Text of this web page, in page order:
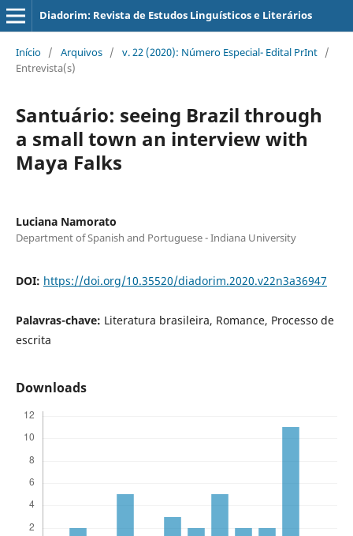
Diadorim: Revista de Estudos Linguísticos e Literários
Início / Arquivos / v. 22 (2020): Número Especial- Edital PrInt /
Entrevista(s)
Santuário: seeing Brazil through
a small town an interview with
Maya Falks
Luciana Namorato
Department of Spanish and Portuguese - Indiana University
DOI: https://doi.org/10.35520/diadorim.2020.v22n3a36947
Palavras-chave: Literatura brasileira, Romance, Processo de
escrita
Downloads